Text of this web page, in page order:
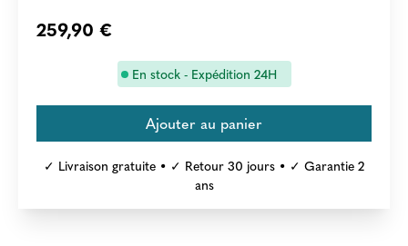
259,90 €
En stock - Expédition 24H
✓ Livraison gratuite • ✓ Retour 30 jours • ✓ Garantie 2
ans